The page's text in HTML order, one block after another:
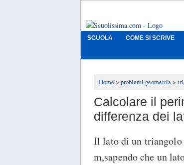
SCUOLA COME SI SCRIVE
Home problemi geometria
Calcolare il
differenza dei
Il lato di un
m,sapendo che un